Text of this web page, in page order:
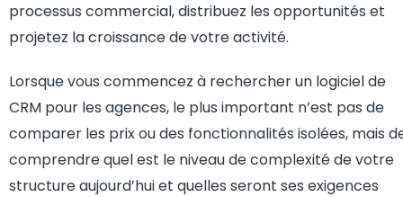
processus commercial, distribuez les opportunités et
projetez la croissance de votre activité.
Lorsque vous commencez à rechercher un logiciel de
CRM pour les agences, le plus important n’est pas de
comparer les prix ou des fonctionnalités isolées, mais
comprendre quel est le niveau de complexité de votre
structure aujourd’hui et quelles seront ses exigences